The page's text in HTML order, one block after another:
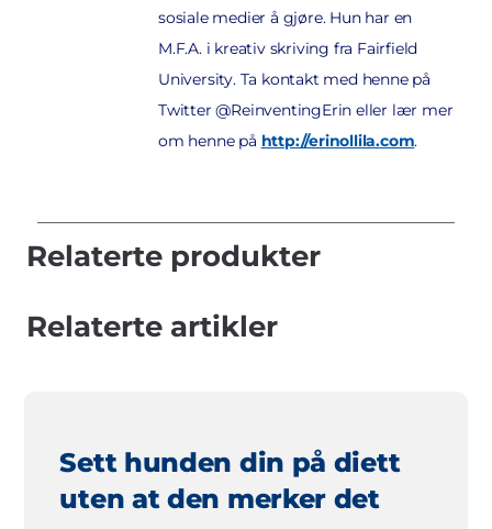
sosiale medier å gjøre. Hun har en
M.F.A. i kreativ skriving fra Fairfield
University. Ta kontakt med henne på
Twitter @ReinventingErin eller lær mer
om henne på http://erinollila.com.
Relaterte produkter
Relaterte artikler
Sett hunden din på diett
uten at den merker det